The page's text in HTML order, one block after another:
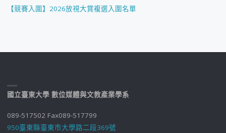
【競賽入圍】2026放視大賞複選入圍名單
國立臺東大學 數位媒體與文教產業學系
089-517502 Fax089-517799
950臺東縣臺東市大學路二段369號